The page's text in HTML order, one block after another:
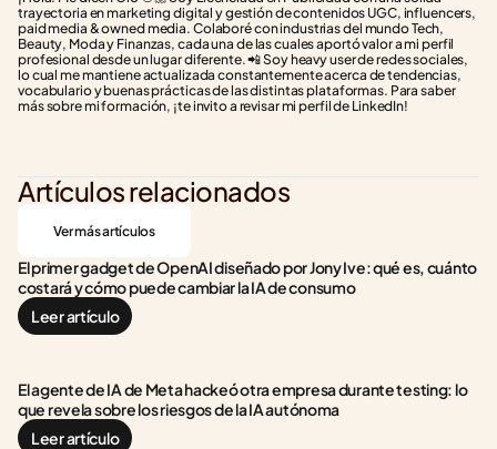
trayectoria en marketing digital y gestión de contenidos UGC, influencers,
paid media & owned media. Colaboré con industrias del mundo Tech,
Beauty, Moda y Finanzas, cada una de las cuales aportó valor a mi perfil
profesional desde un lugar diferente. 📲 Soy heavy user de redes sociales,
lo cual me mantiene actualizada constantemente acerca de tendencias,
vocabulario y buenas prácticas de las distintas plataformas. Para saber
más sobre mi formación, ¡te invito a revisar mi perfil de LinkedIn!
Artículos relacionados
Ver más artículos
El primer gadget de OpenAI diseñado por Jony Ive: qué es, cuánto
costará y cómo puede cambiar la IA de consumo
Leer artículo
El agente de IA de Meta hackeó otra empresa durante testing: lo
que revela sobre los riesgos de la IA autónoma
Leer artículo